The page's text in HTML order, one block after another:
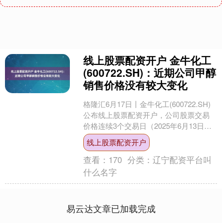
线上股票配资开户 金牛化工
(600722.SH)：近期公司甲醇
销售价格没有较大变化
格隆汇6月17日丨金牛化工(600722.SH)
公布线上股票配资开户，公司股票交易
价格连续3个交易日（2025年6月13日、6
月16日、6月17日）以涨停价收盘....
线上股票配资开户
查看： 170 分类：辽宁配资平台叫
什么名字
易云达文章已加载完成